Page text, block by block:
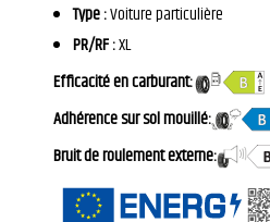
Type :Voiture particulière
PR/RF :XL
Efficacité en carburant:
Adhérence sur sol mouillé:
Bruit de roulement externe: